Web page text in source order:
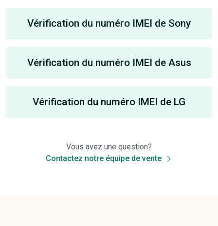
Vérification du numéro IMEI de Sony
Vérification du numéro IMEI de Asus
Vérification du numéro IMEI de LG
Vous avez une question?
Contactez notre équipe de vente